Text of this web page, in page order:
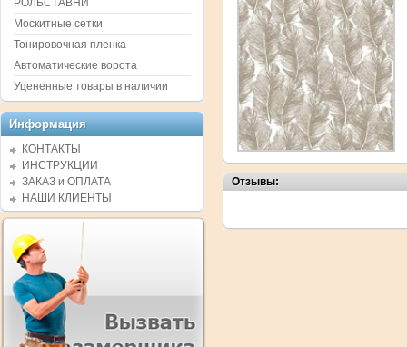
Отзывы:
РОЛЬСТАВНИ
Москитные сетки
Тонировочная пленка
Автоматические ворота
Уцененные товары в наличии
Информация
КОНТАКТЫ
ИНСТРУКЦИИ
ЗАКАЗ и ОПЛАТА
НАШИ КЛИЕНТЫ